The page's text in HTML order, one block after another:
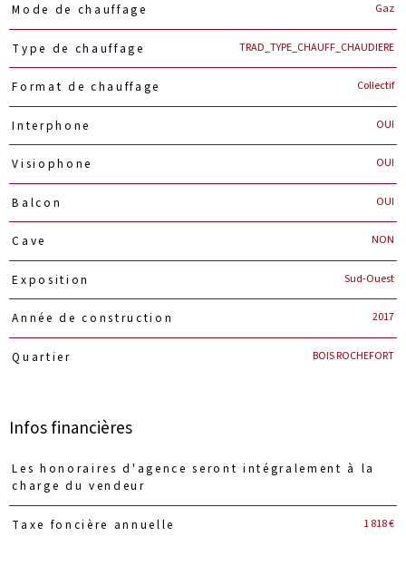
Mode de chauffage Gaz
Type de chauffage TRAD_TYPE_CHAUFF_CHAUDIERE
Format de chauffage Collectif
Interphone OUI
Visiophone OUI
Balcon OUI
Cave NON
Exposition Sud-Ouest
Année de construction 2017
Quartier BOIS ROCHEFORT
Infos financières
Caractéristiques Valeurs
Les honoraires d'agence seront intégralement à la
charge du vendeur
Taxe foncière annuelle 1 818 €